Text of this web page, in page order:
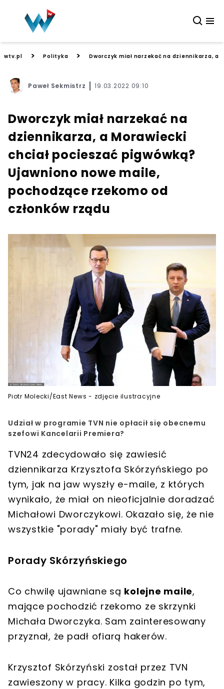
wtv.pl > Polityka > Dworczyk miał narzekać na dziennikarza, a
Paweł Sekmistrz 19.03.2022 09:10
Dworczyk miał narzekać na
dziennikarza, a Morawiecki
chciał pocieszać pigwówką?
Ujawniono nowe maile,
pochodzące rzekomo od
członków rządu
Piotr Molecki/East News - zdjęcie ilustracyjne
Udział w programie TVN nie opłacił się obecnemu
szefowi Kancelarii Premiera?
TVN24 zdecydowało się zawiesić
dziennikarza Krzysztofa Skórzyńskiego po
tym, jak na jaw wyszły e-maile, z których
wynikało, że miał on nieoficjalnie doradzać
Michałowi Dworczykowi. Okazało się, że nie
wszystkie "porady" miały być trafne.
Porady Skórzyńskiego
Co chwilę ujawniane są kolejne maile,
mające pochodzić rzekomo ze skrzynki
Michała Dworczyka. Sam zainteresowany
przyznał, że padł ofiarą hakerów.
Krzysztof Skórzyński został przez TVN
zawieszony w pracy. Kilka godzin po tym,